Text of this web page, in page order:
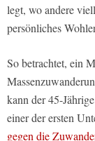
legt, wo andere
persönliches
So betrachtet, ein
kann der 45-
einer der ersten
gegen die